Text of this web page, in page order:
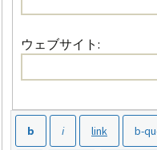
ウェブサイト: